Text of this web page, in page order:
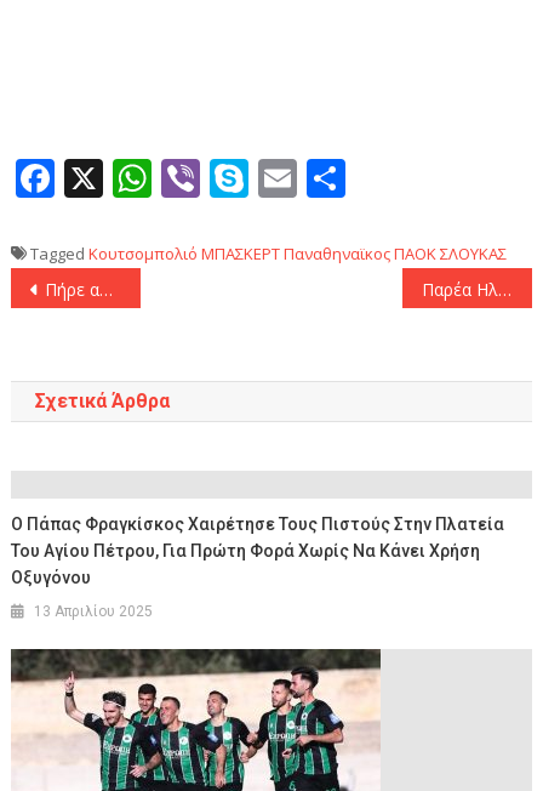
Facebook
X WhatsApp
ViberSkype
Email
Tagged Κουτσομπολιό ΜΠΑΣΚΕΡΤΠαναθηναϊκοςΠΑΟΚΣΛΟΥΚΑΣ
Πλοήγηση
Πήρε ανάσα ο Λεβαδειακός με λυτρωτή Γιαννιώτα, 1-0 τον Πανσερραίκό! Παρέα Ηλιόπουλος – Μπέος στο Πανθεσσαλικό!
Σχετικά Άρθρα
Ο Πάπας Φραγκίσκος Χαιρέτησε Τους Πιστούς Στην Πλατεία
Του Αγίου Πέτρου, Για Πρώτη Φορά Χωρίς Να Κάνει Χρήση
Οξυγόνου
13 Απριλίου 2025